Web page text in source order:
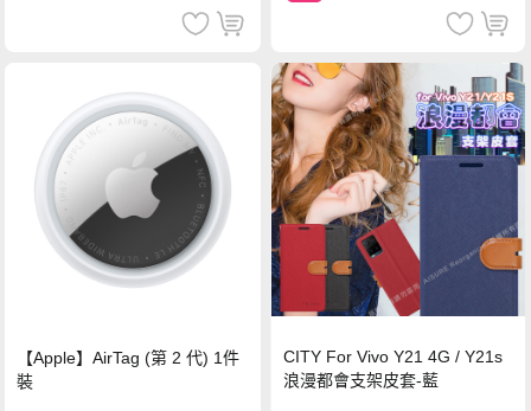
【Apple】AirTag (第 2 代) 1件
裝
CITY For Vivo Y21 4G / Y21s
浪漫都會支架皮套-藍